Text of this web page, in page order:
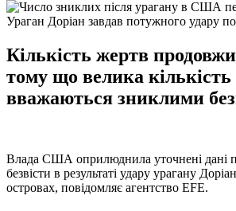
Ураган Доріан завдав потужного удару
Кількість жертв
тому що велика кількість
вважаються зниклими
Влада США оприлюднила уточнені дані
безвісти в результаті удару урагану
островах, повідомляє агентство EFE.